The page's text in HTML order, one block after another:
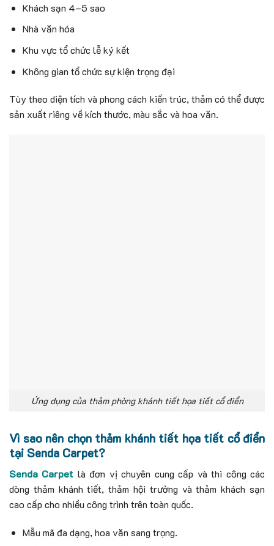
Khách sạn 4–5 sao
Nhà văn hóa
Khu vực tổ chức lễ ký kết
Không gian tổ chức sự kiện trọng đại
Tùy theo diện tích và phong cách kiến trúc, thảm có thể được
sản xuất riêng về kích thước, màu sắc và hoa văn.
Ứng dụng của thảm phòng khánh tiết họa tiết cổ điển
Vì sao nên chọn thảm khánh tiết họa tiết cổ điển
tại Senda Carpet?
Senda Carpet là đơn vị chuyên cung cấp và thi công các
dòng thảm khánh tiết, thảm hội trường và thảm khách sạn
cao cấp cho nhiều công trình trên toàn quốc.
Mẫu mã đa dạng, hoa văn sang trọng.